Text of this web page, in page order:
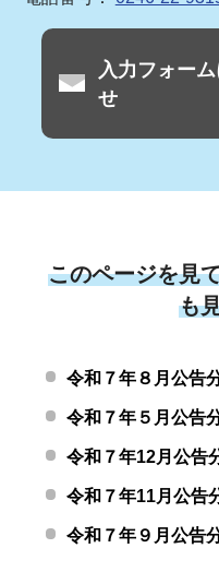
入力フォー
せ
このページを見
も
令和７年８月公告
令和７年５月公告
令和７年12月公告
令和７年11月公告
令和７年９月公告